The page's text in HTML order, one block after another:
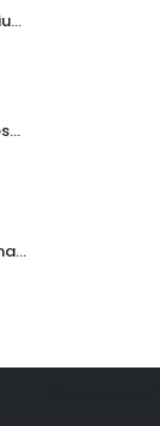
Glob lemn pentru Craciun, bufnita cu con de brad
Cercei cu agate si accesorii cuprate
Magnet frigider cu clema spiridus gnom cu iepuras si cadouri